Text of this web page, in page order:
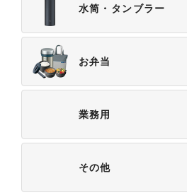
水筒・タンブラー
お弁当
業務用
その他